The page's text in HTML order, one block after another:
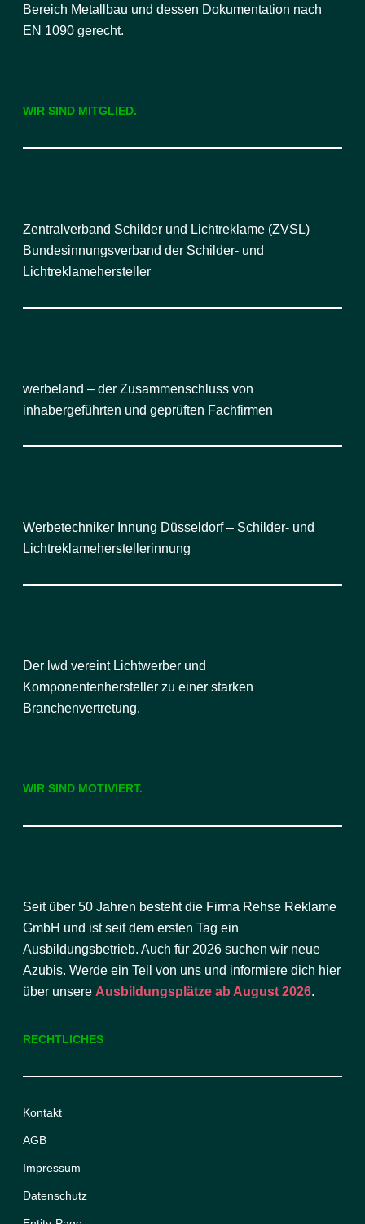
Bereich Metallbau und dessen Dokumentation nach
EN 1090 gerecht.
WIR SIND MITGLIED.
Zentralverband Schilder und Lichtreklame (ZVSL)
Bundesinnungsverband der Schilder- und
Lichtreklamehersteller
werbeland – der Zusammenschluss von
inhabergeführten und geprüften Fachfirmen
Werbetechniker Innung Düsseldorf – Schilder- und
Lichtreklameherstellerinnung
Der lwd vereint Lichtwerber und
Komponentenhersteller zu einer starken
Branchenvertretung.
WIR SIND MOTIVIERT.
Seit über 50 Jahren besteht die Firma Rehse Reklame
GmbH und ist seit dem ersten Tag ein
Ausbildungsbetrieb. Auch für 2026 suchen wir neue
Azubis. Werde ein Teil von uns und informiere dich hier
über unsere Ausbildungsplätze ab August 2026.
RECHTLICHES
Kontakt
AGB
Impressum
Datenschutz